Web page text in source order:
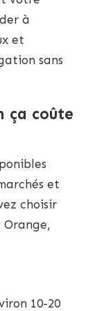
à
et
sans
ça coûte
et
choisir
Orange,
10-20